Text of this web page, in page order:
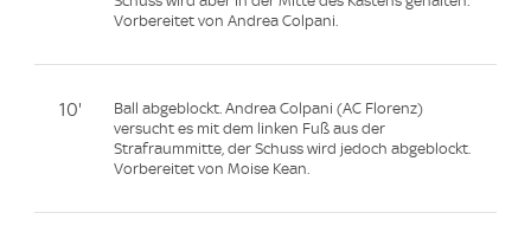
Vorbereitet von Andrea Colpani.
10'
Ball abgeblockt. Andrea Colpani (AC Florenz)
versucht es mit dem linken Fuß aus der
Strafraummitte, der Schuss wird jedoch abgeblockt.
Vorbereitet von Moise Kean.